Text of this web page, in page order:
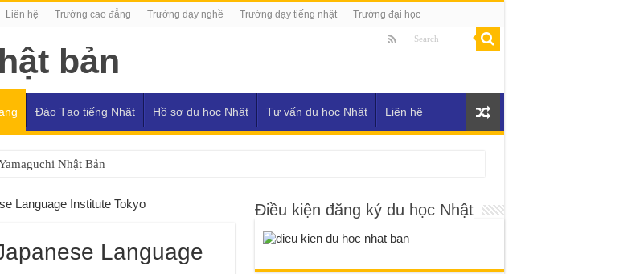
Liên hệ Trường cao đẳng Trường dạy nghề Trường dạy tiếng nhật Trường đại học
Đào Tạo tiếng Nhật Hồ sơ du học Nhật Tư vấn du học Nhật Liên hệ
Nhật Bản
Language Institute Tokyo
Language
Điều kiện đăng ký du học Nhật